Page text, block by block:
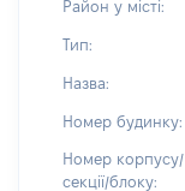
Район у місті:
Тип:
Назва:
Номер будинку:
Номер корпусу/
секції/блоку: